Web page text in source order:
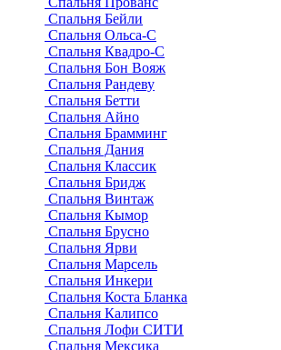
Спальня Бейли
Спальня Ольса-С
Спальня Квадро-С
Спальня Бон Вояж
Спальня Рандеву
Спальня Бетти
Спальня Айно
Спальня Брамминг
Спальня Дания
Спальня Классик
Спальня Бридж
Спальня Винтаж
Спальня Кымор
Спальня Брусно
Спальня Ярви
Спальня Марсель
Спальня Инкери
Спальня Коста Бланка
Спальня Калипсо
Спальня Лофи СИТИ
Спальня Мексика